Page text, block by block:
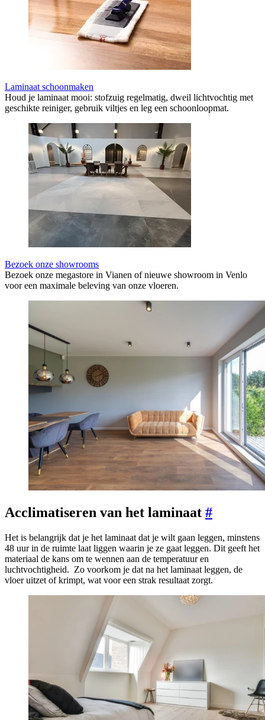
Laminaat schoonmaken
Houd je laminaat mooi: stofzuig regelmatig, dweil lichtvochtig met
geschikte reiniger, gebruik viltjes en leg een schoonloopmat.
Bezoek onze showrooms
Bezoek onze megastore in Vianen of nieuwe showroom in Venlo
voor een maximale beleving van onze vloeren.
Acclimatiseren van het laminaat #
Het is belangrijk dat je het laminaat dat je wilt gaan leggen, minstens
48 uur in de ruimte laat liggen waarin je ze gaat leggen. Dit geeft het
materiaal de kans om te wennen aan de temperatuur en
luchtvochtigheid. Zo voorkom je dat na het laminaat leggen, de
vloer uitzet of krimpt, wat voor een strak resultaat zorgt.